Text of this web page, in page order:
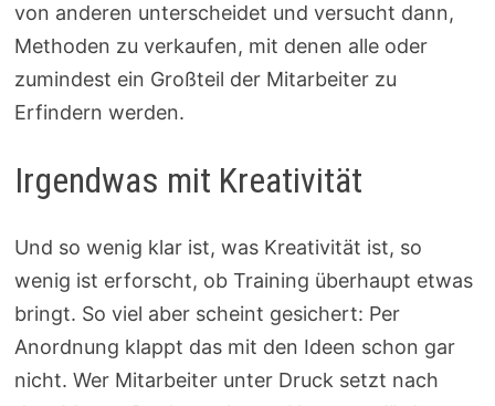
von anderen unterscheidet und versucht dann,
Methoden zu verkaufen, mit denen alle oder
zumindest ein Großteil der Mitarbeiter zu
Erfindern werden.
Irgendwas mit Kreativität
Und so wenig klar ist, was Kreativität ist, so
wenig ist erforscht, ob Training überhaupt etwas
bringt. So viel aber scheint gesichert: Per
Anordnung klappt das mit den Ideen schon gar
nicht. Wer Mitarbeiter unter Druck setzt nach